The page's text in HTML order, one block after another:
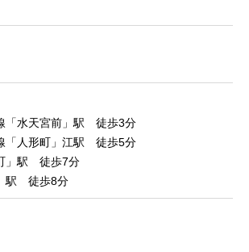
「水天宮前」駅 徒歩3分
「人形町」江駅 徒歩5分
」駅 徒歩7分
駅 徒歩8分